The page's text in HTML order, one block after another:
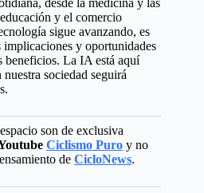
desde la medicina y las
y el comercio
sigue avanzando, es
implicaciones y oportunidades
beneficios. La IA está aquí
sociedad seguirá
son de exclusiva
Ciclismo Puro y no
de CicloNews.